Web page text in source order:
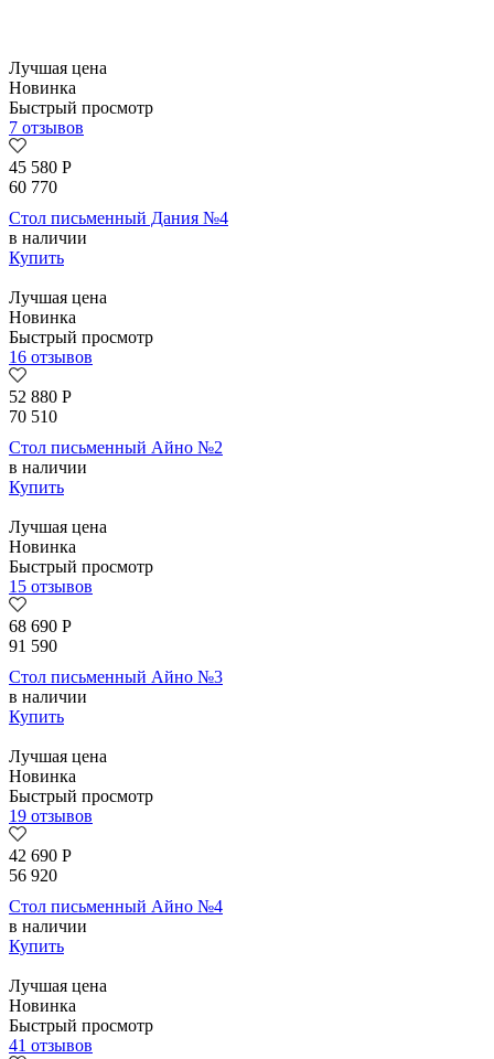
Лучшая цена
Новинка
Быстрый просмотр
7 отзывов
45 580 Р
60 770
Стол письменный Дания №4
в наличии
Купить
Лучшая цена
Новинка
Быстрый просмотр
16 отзывов
52 880 Р
70 510
Стол письменный Айно №2
в наличии
Купить
Лучшая цена
Новинка
Быстрый просмотр
15 отзывов
68 690 Р
91 590
Стол письменный Айно №3
в наличии
Купить
Лучшая цена
Новинка
Быстрый просмотр
19 отзывов
42 690 Р
56 920
Стол письменный Айно №4
в наличии
Купить
Лучшая цена
Новинка
Быстрый просмотр
41 отзывов